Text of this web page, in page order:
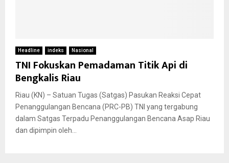
Headline indeks Nasional
TNI Fokuskan Pemadaman Titik Api di
Bengkalis Riau
Riau (KN) – Satuan Tugas (Satgas) Pasukan Reaksi Cepat
Penanggulangan Bencana (PRC-PB) TNI yang tergabung
dalam Satgas Terpadu Penanggulangan Bencana Asap Riau
dan dipimpin oleh...